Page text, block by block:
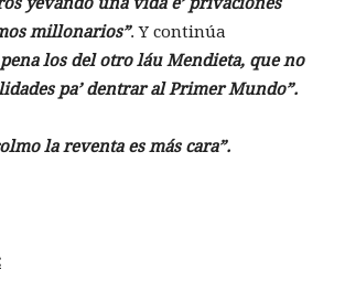
millonarios”. Y continúa
pena los del otro láu Mendieta, que no
pa’ dentrar al Primer Mundo”.
la reventa es más cara”.